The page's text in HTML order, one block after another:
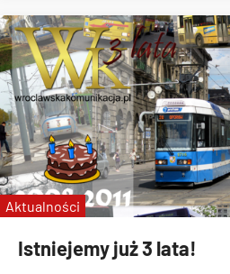
Istniejemy już 3 lata!
Aktualności